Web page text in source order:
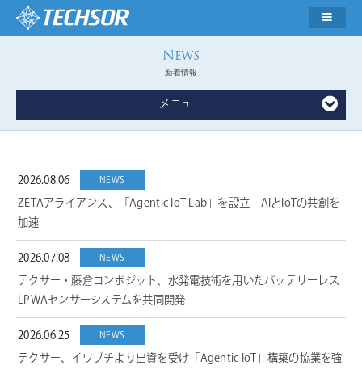
新着情報
メニュー
2026.08.06 NEWS
ZETAアライアンス、「Agentic IoT Lab」を設立 AIとIoTの共創を
加速
2026.07.08 NEWS
テクサー・藤倉コンポジット、水発電技術を用いたバッテリーレス
LPWAセンサーシステムを共同開発
2026.06.25 NEWS
テクサー、イワブチより出資を受け「Agentic IoT」構築の協業を強